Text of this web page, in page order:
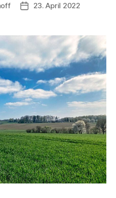
Veröffentlichungsdatum
23. April 2022